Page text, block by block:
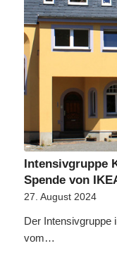
Intensivgruppe
Spende von
27. August 2024
Der Intensivgruppe
vom…